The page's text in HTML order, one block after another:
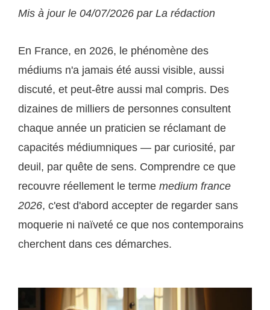
Mis à jour le 04/07/2026 par La rédaction
En France, en 2026, le phénomène des
médiums n'a jamais été aussi visible, aussi
discuté, et peut-être aussi mal compris. Des
dizaines de milliers de personnes consultent
chaque année un praticien se réclamant de
capacités médiumniques — par curiosité, par
deuil, par quête de sens. Comprendre ce que
recouvre réellement le terme medium france
2026, c'est d'abord accepter de regarder sans
moquerie ni naïveté ce que nos contemporains
cherchent dans ces démarches.